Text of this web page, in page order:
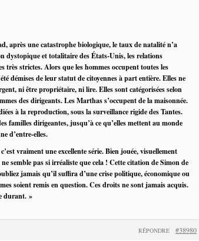
après une catastrophe biologique, le taux de natalité n’a
dystopique et totalitaire des États-Unis, les relations
très strictes. Alors que les hommes occupent toutes les
démises de leur statut de citoyennes à part entière. Elles ne
ni être propriétaire, ni lire. Elles sont catégorisées selon
des dirigeants. Les Marthas s’occupent de la maisonnée.
à la reproduction, sous la surveillance rigide des Tantes.
familles dirigeantes, jusqu’à ce qu’elles mettent au monde
d’entre-elles.
vraiment une excellente série. Bien jouée, visuellement
semble pas si irréaliste que cela ! Cette citation de Simon de
jamais qu’il suffira d’une crise politique, économique ou
soient remis en question. Ces droits ne sont jamais acquis.
durant. »
#38980
RÉPONDRE